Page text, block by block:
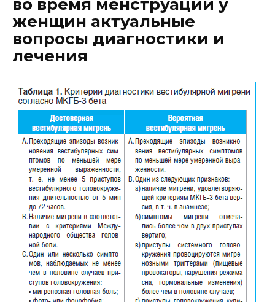
во время менструации у
женщин актуальные
вопросы диагностики и
лечения